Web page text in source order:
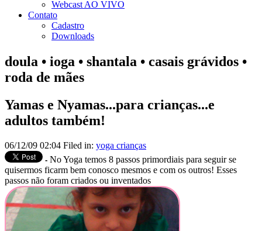
Webcast AO VIVO
Contato
Cadastro
Downloads
doula • ioga • shantala • casais grávidos •
roda de mães
Yamas e Nyamas...para crianças...e
adultos também!
06/12/09 02:04 Filed in: yoga crianças
- No Yoga temos 8 passos primordiais para seguir se
quisermos ficarm bem conosco mesmos e com os outros! Esses
passos não foram criados ou inventados